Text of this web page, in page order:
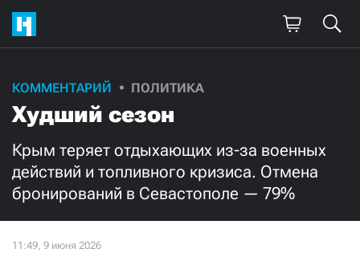
КОММЕНТАРИЙ ПОЛИТИКА
Худший сезон
Крым теряет отдыхающих из-за военных
действий и топливного кризиса. Отмена
бронирований в Севастополе — 79%
Поддержите
нашу работу!
Ежемесячно Разово
3000 1000